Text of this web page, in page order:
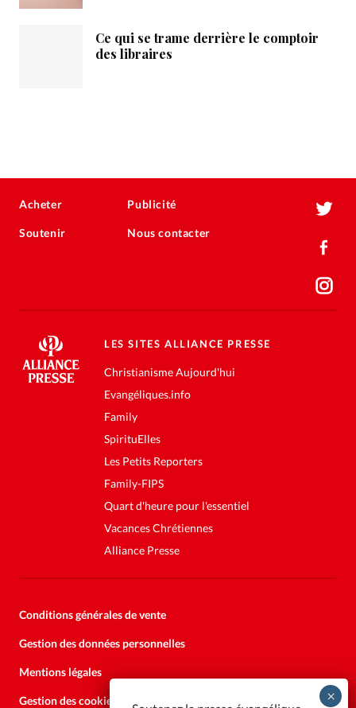
Ce qui se trame derrière le comptoir
des libraires
Acheter
Soutenir
Publicité
Nous contacter
LES SITES ALLIANCE PRESSE
Christianisme Aujourd'hui
Evangéliques.info
Family
SpirituElles
Les Petits Reporters
Family-FIPS
Quart d'heure pour l'essentiel
Vacances Chrétiennes
Alliance Presse
Conditions générales de vente
Gestion des données personnelles
Mentions légales
Gestion des cookies